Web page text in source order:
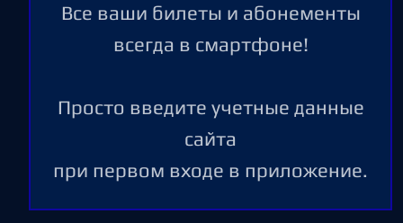
Все ваши билеты и абонементы
всегда в смартфоне!
Просто введите учетные данные
сайта
при первом входе в приложение.